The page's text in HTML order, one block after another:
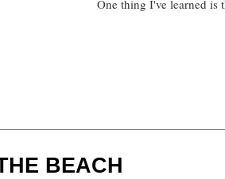
One thing I've learned is
BEACH